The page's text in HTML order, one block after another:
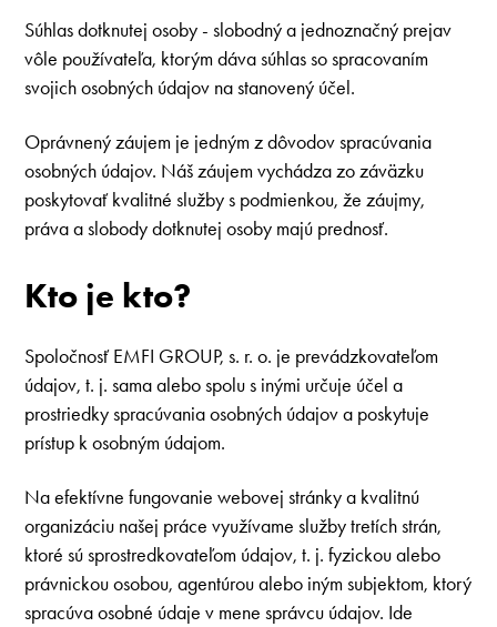
Súhlas dotknutej osoby - slobodný a jednoznačný prejav
vôle používateľa, ktorým dáva súhlas so spracovaním
svojich osobných údajov na stanovený účel.
Oprávnený záujem je jedným z dôvodov spracúvania
osobných údajov. Náš záujem vychádza zo záväzku
poskytovať kvalitné služby s podmienkou, že záujmy,
práva a slobody dotknutej osoby majú prednosť.
Kto je kto?
Spoločnosť EMFI GROUP, s. r. o. je prevádzkovateľom
údajov, t. j. sama alebo spolu s inými určuje účel a
prostriedky spracúvania osobných údajov a poskytuje
prístup k osobným údajom.
Na efektívne fungovanie webovej stránky a kvalitnú
organizáciu našej práce využívame služby tretích strán,
ktoré sú sprostredkovateľom údajov, t. j. fyzickou alebo
právnickou osobou, agentúrou alebo iným subjektom, ktorý
spracúva osobné údaje v mene správcu údajov. Ide